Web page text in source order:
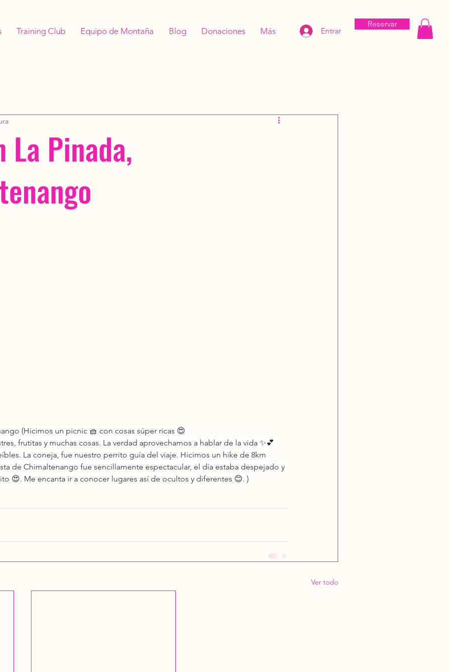
Training Club Equipo de Montaña Blog Donaciones Más Entrar
Reservar
La Pinada,
(Hicimos un picnic 🧺 con cosas súper ricas 😍
frutitas y muchas cosas. La verdad aprovechamos a hablar de la vida ✨💕
La coneja, fue nuestro perrito guía del viaje. Hicimos un hike de 8km
de Chimaltenango fue sencillamente espectacular, el día estaba despejado y
😍. Me encanta ir a conocer lugares así de ocultos y diferentes 😊. )
Ver todo